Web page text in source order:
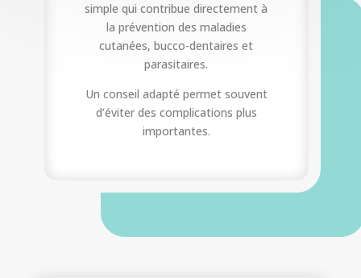
simple qui contribue directement à
la prévention des maladies
cutanées, bucco-dentaires et
parasitaires.
Un conseil adapté permet souvent
d’éviter des complications plus
importantes.